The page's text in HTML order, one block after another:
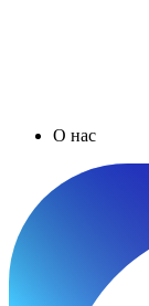
О нас